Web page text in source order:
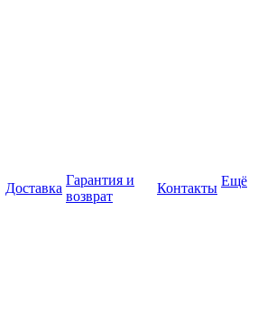
Доставка
Гарантия и
возврат
Контакты Ещё